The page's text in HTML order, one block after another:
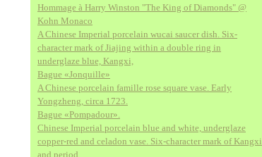
Hommage à Harry Winston "The King of Diamonds" @
Kohn Monaco
A Chinese Imperial porcelain wucai saucer dish. Six-
character mark of Jiajing within a double ring in
underglaze blue, Kangxi,
Bague «Jonquille»
A Chinese porcelain famille rose square vase. Early
Yongzheng, circa 1723.
Bague «Pompadour».
Chinese Imperial porcelain blue and white, underglaze
copper-red and celadon vase. Six-character mark of Kangxi
and period